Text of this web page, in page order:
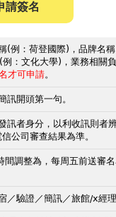
請簽名
(例：荷登國際)，品牌名
：文化大學)，業務相關
才可申請。
訊開頭第一句。
訊者身分，以利收訊則者
公司審查結果為準。
調整為，每周五前送審
／驗證／簡訊／旅館/x經